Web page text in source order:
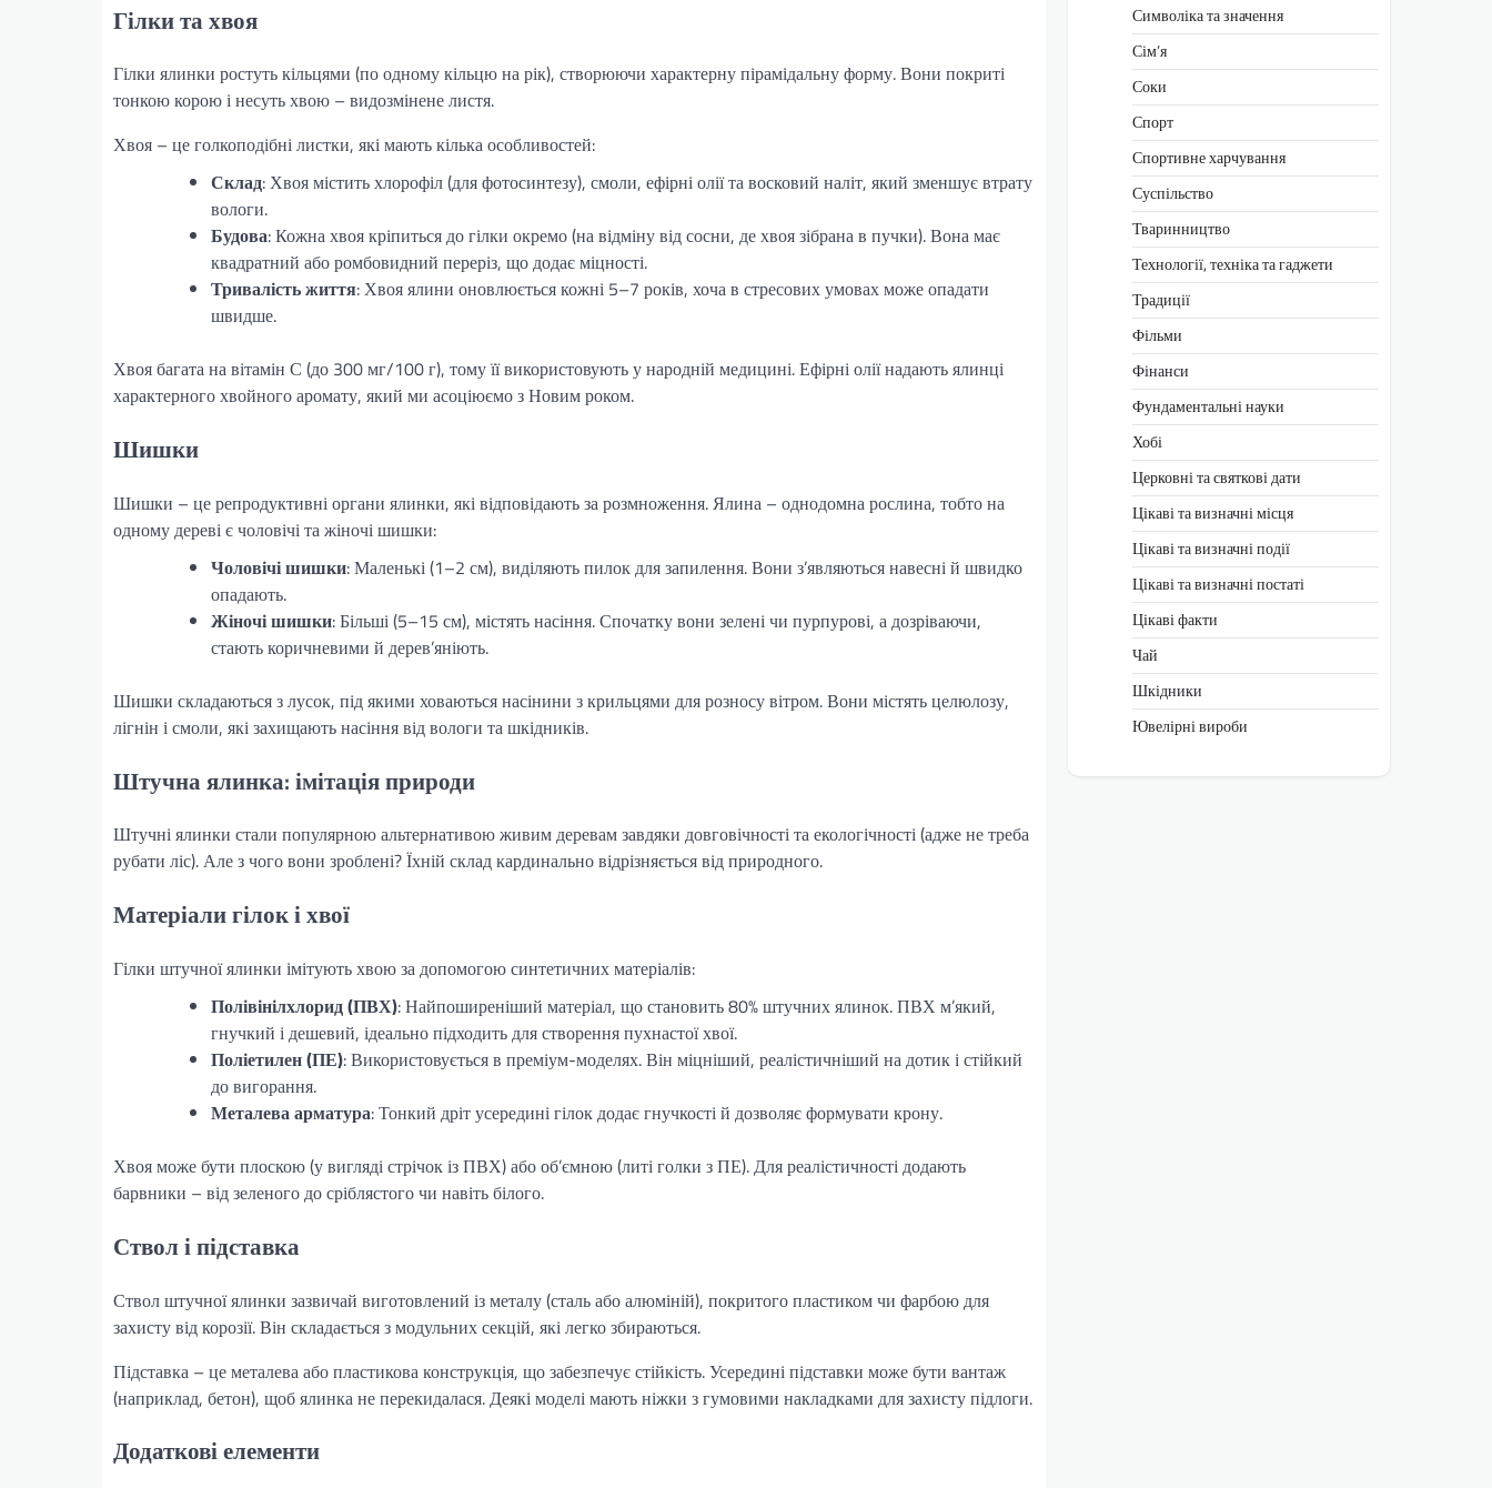
Гілки та хвоя
Гілки ялинки ростуть кільцями (по одному кільцю на рік), створюючи характерну пірамідальну форму. Вони покриті
тонкою корою і несуть хвою – видозмінене листя.
Хвоя – це голкоподібні листки, які мають кілька особливостей:
Склад: Хвоя містить хлорофіл (для фотосинтезу), смоли, ефірні олії та восковий наліт, який зменшує втрату
вологи.
Будова: Кожна хвоя кріпиться до гілки окремо (на відміну від сосни, де хвоя зібрана в пучки). Вона має
квадратний або ромбовидний переріз, що додає міцності.
Тривалість життя: Хвоя ялини оновлюється кожні 5–7 років, хоча в стресових умовах може опадати
швидше.
Хвоя багата на вітамін С (до 300 мг/100 г), тому її використовують у народній медицині. Ефірні олії надають ялинці
характерного хвойного аромату, який ми асоціюємо з Новим роком.
Шишки
Шишки – це репродуктивні органи ялинки, які відповідають за розмноження. Ялина – однодомна рослина, тобто на
одному дереві є чоловічі та жіночі шишки:
Чоловічі шишки: Маленькі (1–2 см), виділяють пилок для запилення. Вони з’являються навесні й швидко
опадають.
Жіночі шишки: Більші (5–15 см), містять насіння. Спочатку вони зелені чи пурпурові, а дозріваючи,
стають коричневими й дерев’яніють.
Шишки складаються з лусок, під якими ховаються насінини з крильцями для розносу вітром. Вони містять целюлозу,
лігнін і смоли, які захищають насіння від вологи та шкідників.
Штучна ялинка: імітація природи
Штучні ялинки стали популярною альтернативою живим деревам завдяки довговічності та екологічності (адже не треба
рубати ліс). Але з чого вони зроблені? Їхній склад кардинально відрізняється від природного.
Матеріали гілок і хвої
Гілки штучної ялинки імітують хвою за допомогою синтетичних матеріалів:
Полівінілхлорид (ПВХ): Найпоширеніший матеріал, що становить 80% штучних ялинок. ПВХ м’який,
гнучкий і дешевий, ідеально підходить для створення пухнастої хвої.
Поліетилен (ПЕ): Використовується в преміум-моделях. Він міцніший, реалістичніший на дотик і стійкий
до вигорання.
Металева арматура: Тонкий дріт усередині гілок додає гнучкості й дозволяє формувати крону.
Хвоя може бути плоскою (у вигляді стрічок із ПВХ) або об’ємною (литі голки з ПЕ). Для реалістичності додають
барвники – від зеленого до сріблястого чи навіть білого.
Ствол і підставка
Ствол штучної ялинки зазвичай виготовлений із металу (сталь або алюміній), покритого пластиком чи фарбою для
захисту від корозії. Він складається з модульних секцій, які легко збираються.
Підставка – це металева або пластикова конструкція, що забезпечує стійкість. Усередині підставки може бути вантаж
(наприклад, бетон), щоб ялинка не перекидалася. Деякі моделі мають ніжки з гумовими накладками для захисту підлоги.
Додаткові елементи
Символіка та значення
Сім’я
Соки
Спорт
Спортивне харчування
Суспільство
Тваринництво
Технології, техніка та гаджети
Традиції
Фільми
Фінанси
Фундаментальні науки
Хобі
Церковні та святкові дати
Цікаві та визначні місця
Цікаві та визначні події
Цікаві та визначні постаті
Цікаві факти
Чай
Шкідники
Ювелірні вироби